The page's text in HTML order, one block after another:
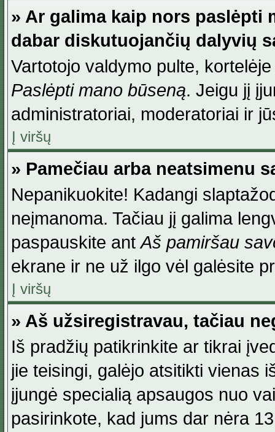
» Ar galima kaip nors paslėpti
dabar diskutuojančių dalyvių
Vartotojo valdymo pulte,
Paslėpti mano būseną. Jeigu jį
administratoriai, moderatoriai ir
Į viršų
» Pamečiau arba neatsimenu
Nepanikuokite! Kadangi
neįmanoma. Tačiau jį galima
paspauskite antAš pamiršau
ekrane ir ne už ilgo vėl galėsite
Į viršų
» Aš užsiregistravau, tačiau
Iš pradžių patikrinkite ar tikrai
jie teisingi, galėjo atsitikti vienas
įjungė specialią apsaugos nuo
pasirinkote, kad jums dar nėra